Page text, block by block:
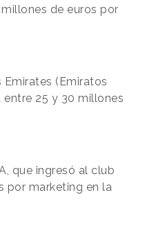
de euros por
(Emiratos
entre 25 y 30 millones
que ingresó al club
por marketing en la